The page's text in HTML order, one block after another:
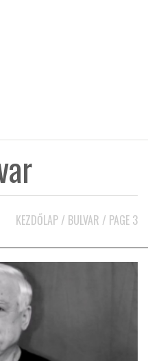
KEZDŐLAP / BULVAR / PAGE 3